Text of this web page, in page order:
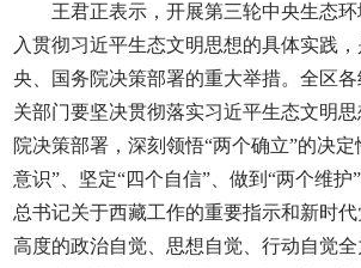
王君正表示，开展第三轮中央生态
入贯彻习近平生态文明思想的具体实践
央、国务院决策部署的重大举措。全区
关部门要坚决贯彻落实习近平生态文明
院决策部署，深刻领悟“两个确立”的决
意识”、坚定“四个自信”、做到“两个维护
总书记关于西藏工作的重要指示和新时
高度的政治自觉、思想自觉、行动自觉